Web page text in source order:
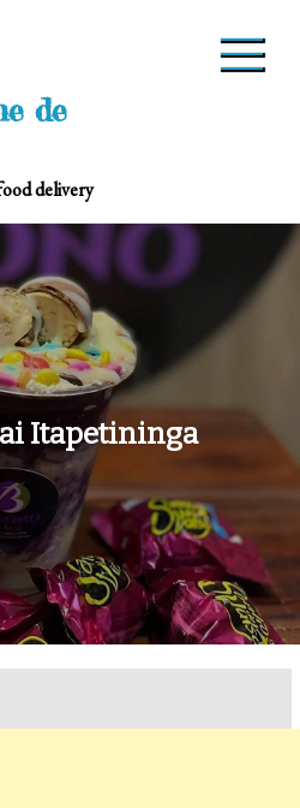
de
delivery
Itapetininga